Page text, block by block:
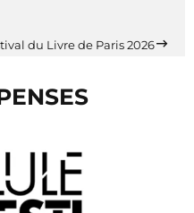
du Livre de Paris 2026